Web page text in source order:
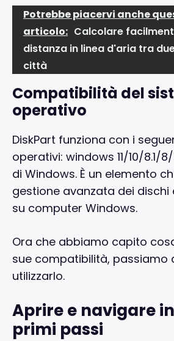
Potrebbe piacervi anche
articolo: Calcolare
distanza in linea d'aria tra
città
Compatibilità del
operativo
DiskPart funziona con i
operativi: windows 11/10/8.1/
di Windows. È un elemento
gestione avanzata dei dischi
su computer Windows.
Ora che abbiamo capito
sue compatibilità, passiamo
utilizzarlo.
Aprire e navigare
primi passi